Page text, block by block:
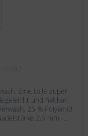
Eine tolle super
und haltbar.
25 % Polyamid
2,5 mm -...